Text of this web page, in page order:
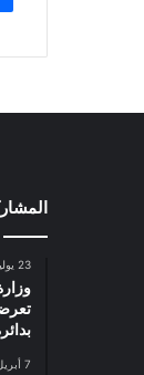
23 يوليو 2024
7 أبريل 2025